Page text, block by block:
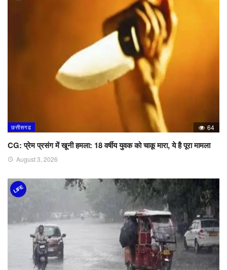
छत्तीसगढ 64
CG: प्रेम प्रसंग में खूनी हमला: 18 वर्षीय युवक को चाकू मारा, ये है पूरा मामला
August 3, 2026
LIFE